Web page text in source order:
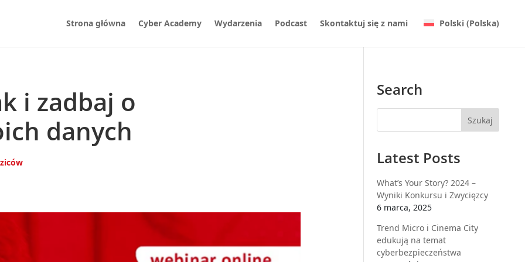
Strona główna Cyber Academy Wydarzenia Podcast Skontaktuj się z nami Polski (Polska)
i zadbaj o
danych
Search
Latest Posts
What’s Your Story? 2024 –
Wyniki Konkursu i Zwycięzcy
6 marca, 2025
Trend Micro i Cinema City
edukują na temat
cyberbezpieczeństwa